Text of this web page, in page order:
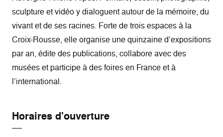
sculpture et vidéo y dialoguent autour de la mémoire, du
vivant et de ses racines. Forte de trois espaces à la
Croix-Rousse, elle organise une quinzaine d’expositions
par an, édite des publications, collabore avec des
musées et participe à des foires en France et à
l’international.
Horaires d'ouverture